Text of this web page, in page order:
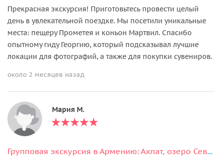
Прекрасная экскурсия! Приготовьтесь провести целый
день в увлекательной поездке. Мы посетили уникальные
места: пещеру Прометея и коньон Мартвил. Спасибо
опытному гиду Георгию, который подсказывал лучшие
локации для фотографий, а также для покупки сувениров.
около 2 месяцев назад
Мария М.
Групповая экскурсия в Армению: Ахпат, озеро Севан и Ереванский Каскад